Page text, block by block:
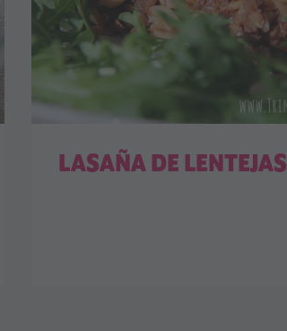
LASAÑA DE LENTEJAS